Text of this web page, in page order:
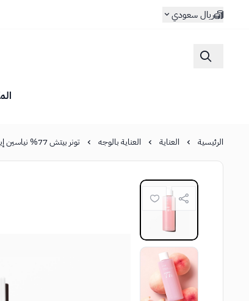
ريال سعودي
الرئيسية العناية العناية بالوجه تونر بيتش 77% نياسين إيسنس من أنوا - 250مل